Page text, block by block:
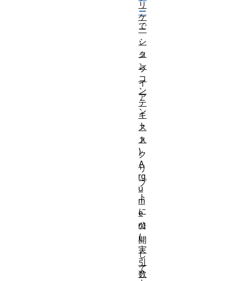
ー
で
、
ク
ラ
イ
ア
ン
ト
ス
ク
リ
プ
ト
に
公
開
し
て
リ
ケ
ー
シ
ョ
ン
コ
ン
テ
キ
ス
ト
)
A
rg
u
m
e
nt
(
実
引
数